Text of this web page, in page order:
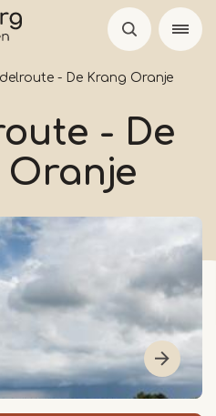
- De Krang Oranje
- De
Oranje